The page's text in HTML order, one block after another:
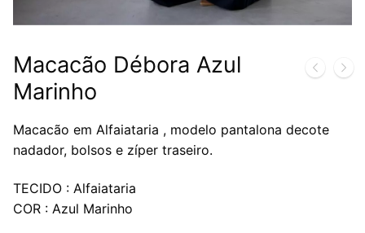
Macacão Débora Azul
Marinho
Macacão em Alfaiataria , modelo pantalona decote
nadador, bolsos e zíper traseiro.
TECIDO : Alfaiataria
COR : Azul Marinho